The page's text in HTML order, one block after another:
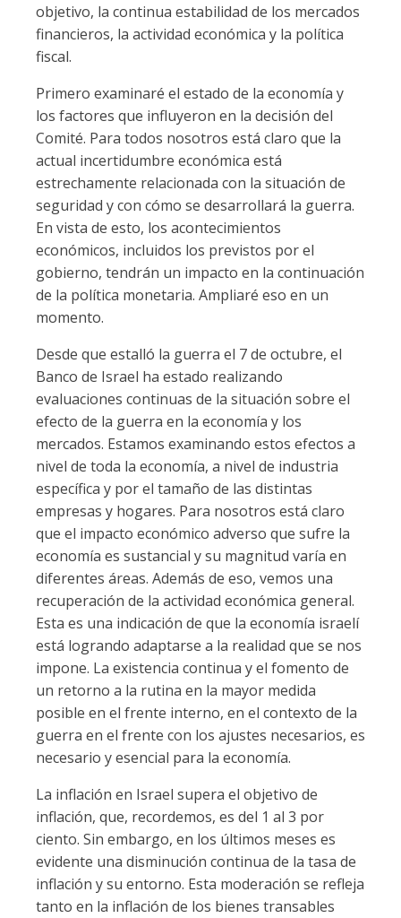
objetivo, la continua estabilidad de los mercados
financieros, la actividad económica y la política
fiscal.
Primero examinaré el estado de la economía y
los factores que influyeron en la decisión del
Comité. Para todos nosotros está claro que la
actual incertidumbre económica está
estrechamente relacionada con la situación de
seguridad y con cómo se desarrollará la guerra.
En vista de esto, los acontecimientos
económicos, incluidos los previstos por el
gobierno, tendrán un impacto en la continuación
de la política monetaria. Ampliaré eso en un
momento.
Desde que estalló la guerra el 7 de octubre, el
Banco de Israel ha estado realizando
evaluaciones continuas de la situación sobre el
efecto de la guerra en la economía y los
mercados. Estamos examinando estos efectos a
nivel de toda la economía, a nivel de industria
específica y por el tamaño de las distintas
empresas y hogares. Para nosotros está claro
que el impacto económico adverso que sufre la
economía es sustancial y su magnitud varía en
diferentes áreas. Además de eso, vemos una
recuperación de la actividad económica general.
Esta es una indicación de que la economía israelí
está logrando adaptarse a la realidad que se nos
impone. La existencia continua y el fomento de
un retorno a la rutina en la mayor medida
posible en el frente interno, en el contexto de la
guerra en el frente con los ajustes necesarios, es
necesario y esencial para la economía.
La inflación en Israel supera el objetivo de
inflación, que, recordemos, es del 1 al 3 por
ciento. Sin embargo, en los últimos meses es
evidente una disminución continua de la tasa de
inflación y su entorno. Esta moderación se refleja
tanto en la inflación de los bienes transables